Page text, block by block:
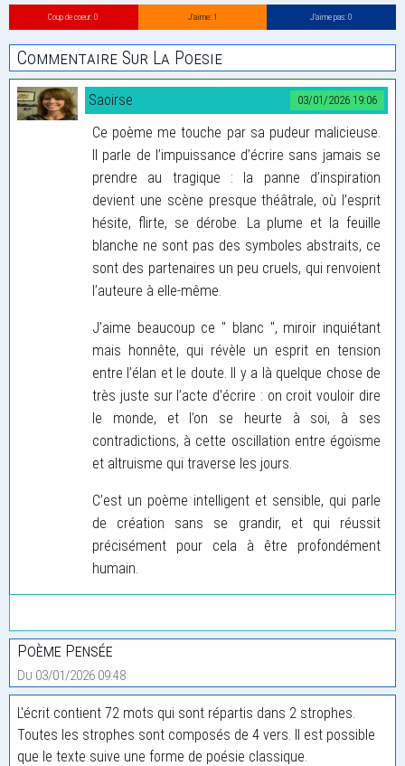
Coup de coeur: 0 J’aime: 1 J’aime pas: 0
Commentaire Sur La Poesie
03/01/2026 19:06
Saoirse
Ce poème me touche par sa pudeur malicieuse.
Il parle de l’impuissance d’écrire sans jamais se
prendre au tragique : la panne d’inspiration
devient une scène presque théâtrale, où l’esprit
hésite, flirte, se dérobe. La plume et la feuille
blanche ne sont pas des symboles abstraits, ce
sont des partenaires un peu cruels, qui renvoient
l’auteure à elle-même.
J’aime beaucoup ce " blanc ", miroir inquiétant
mais honnête, qui révèle un esprit en tension
entre l’élan et le doute. Il y a là quelque chose de
très juste sur l’acte d’écrire : on croit vouloir dire
le monde, et l’on se heurte à soi, à ses
contradictions, à cette oscillation entre égoïsme
et altruisme qui traverse les jours.
C’est un poème intelligent et sensible, qui parle
de création sans se grandir, et qui réussit
précisément pour cela à être profondément
humain.
Poème Pensée
Du 03/01/2026 09:48
L'écrit contient 72 mots qui sont répartis dans 2 strophes.
Toutes les strophes sont composés de 4 vers. Il est possible
que le texte suive une forme de poésie classique.